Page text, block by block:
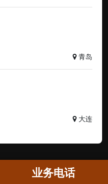
青岛
大连
业务电话